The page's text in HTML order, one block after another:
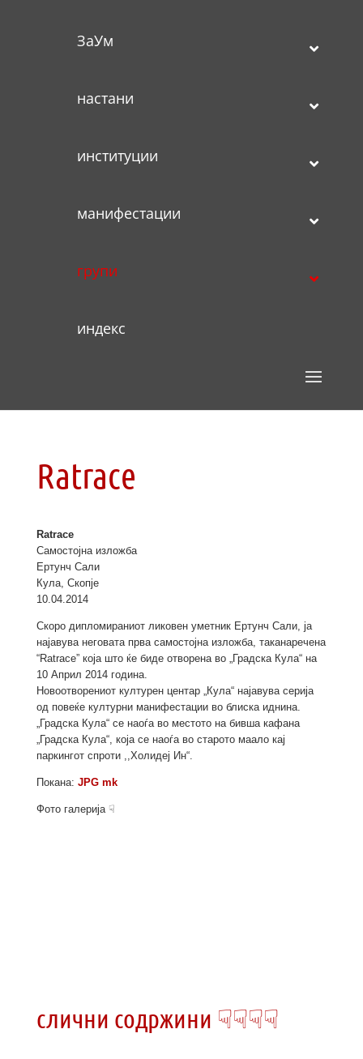
ЗаУм
настани
институции
манифестации
групи
индекс
Ratrace
Ratrace
Самостојна изложба
Ертунч Сали
Кула, Скопје
10.04.2014
Скоро дипломираниот ликовен уметник Ертунч Сали, ја
најавува неговата прва самостојна изложба, таканаречена
“Ratrace” која што ќе биде отворена во „Градска Кула“ на
10 Април 2014 година.
Новоотворениот културен центар „Кула“ најавува серија
од повеќе културни манифестации во блиска иднина.
„Градска Кула“ се наоѓа во местото на бивша кафана
„Градска Кула“, која се наоѓа во старото маало кај
паркингот спроти ,,Холидеј Ин“.
Покана: JPG mk
Фото галерија ☟
слични содржини ☟☟☟☟